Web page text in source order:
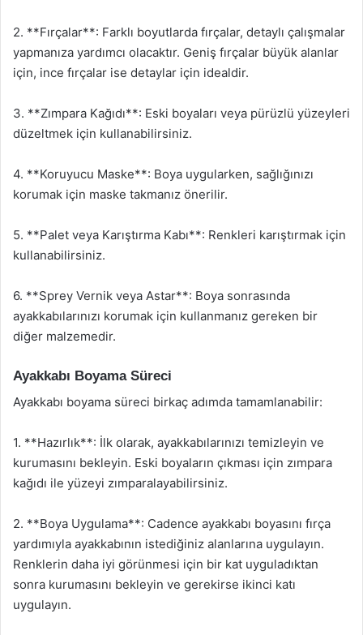
2. **Fırçalar**: Farklı boyutlarda fırçalar, detaylı çalışmalar
yapmanıza yardımcı olacaktır. Geniş fırçalar büyük alanlar
için, ince fırçalar ise detaylar için idealdir.
3. **Zımpara Kağıdı**: Eski boyaları veya pürüzlü yüzeyleri
düzeltmek için kullanabilirsiniz.
4. **Koruyucu Maske**: Boya uygularken, sağlığınızı
korumak için maske takmanız önerilir.
5. **Palet veya Karıştırma Kabı**: Renkleri karıştırmak için
kullanabilirsiniz.
6. **Sprey Vernik veya Astar**: Boya sonrasında
ayakkabılarınızı korumak için kullanmanız gereken bir
diğer malzemedir.
Ayakkabı Boyama Süreci
Ayakkabı boyama süreci birkaç adımda tamamlanabilir:
1. **Hazırlık**: İlk olarak, ayakkabılarınızı temizleyin ve
kurumasını bekleyin. Eski boyaların çıkması için zımpara
kağıdı ile yüzeyi zımparalayabilirsiniz.
2. **Boya Uygulama**: Cadence ayakkabı boyasını fırça
yardımıyla ayakkabının istediğiniz alanlarına uygulayın.
Renklerin daha iyi görünmesi için bir kat uyguladıktan
sonra kurumasını bekleyin ve gerekirse ikinci katı
uygulayın.